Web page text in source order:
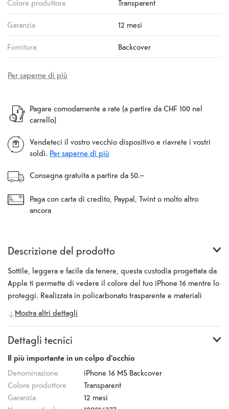
Colore produttore Transparent
Garanzia 12 mesi
Fornitura Backcover
Per saperne di più
Pagare comodamente a rate (a partire da CHF 100 nel
carrello)
Vendeteci il vostro vecchio dispositivo e riavrete i vostri
soldi. Per saperne di più
Consegna gratuita a partire da 50.–
Paga con carta di credito, Paypal, Twint o molto altro
ancora
Descrizione del prodotto
Sottile, leggera e facile da tenere, questa custodia progettata da
Apple ti permette di vedere il colore del tuo iPhone 16 mentre lo
proteggi. Realizzata in policarbonato trasparente e materiali
flessibili, la custodia si adatta perfettamente ai pulsanti per un
uso ottimale. L'interno e l'esterno hanno un rivestimento
per evitare che la cassa ingiallisca nel tempo. Con i magneti
integrati che si allineano perfettamente con l'iPhone 16, la
custodia si tiene facilmente per una ricarica wireless più veloce.
Quando si ricarica, basta lasciare l'iPhone nella custodia e
agganciare il caricatore MagSafe, o metterlo sul caricatore
certificato Qi. Come ogni caso progettato da Apple, passa
Mostra altri dettagli
Dettagli tecnici
Il più importante in un colpo d'occhio
Denominazione
iPhone 16 MS Backcover
Colore produttore
Transparent
Garanzia
12 mesi